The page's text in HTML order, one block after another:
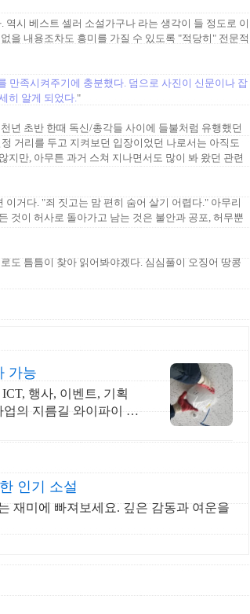
시 베스트 셀러 소설가구나 라는 생각이 들 정도로 이
을 내용조차도 흥미를 가질 수 있도록 "적당히" 전문적
만족시켜주기에 충분했다. 덤으로 사진이 신문이나 잡
히 알게 되었다."
년 초반 한때 독신/총각들 사이에 들불처럼 유행했던
거리를 두고 지켜보던 입장이었던 나로서는 아직도
만, 아무튼 과거 스쳐 지나면서도 많이 봐 왔던 관련
거다. "죄 짓고는 맘 편히 숨어 살기 어렵다." 아무리
것이 허사로 돌아가고 남는 것은 불안과 공포, 허무뿐
도 틈틈이 찾아 읽어봐야겠다. 심심풀이 오징어 땅콩
가능
행사, 이벤트, 기획
의 지름길 와이파이 프
인기 소설
재미에 빠져보세요. 깊은 감동과 여운을